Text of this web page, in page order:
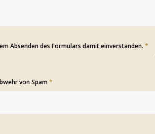
Absenden des Formulars damit einverstanden. *
von Spam*